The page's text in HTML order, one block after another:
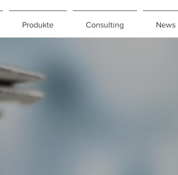
Produkte Consulting News